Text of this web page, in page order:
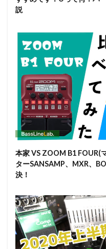
説
本家 VS ZOOM B1 FOUR(
ターSANSAMP、MXR、
決！